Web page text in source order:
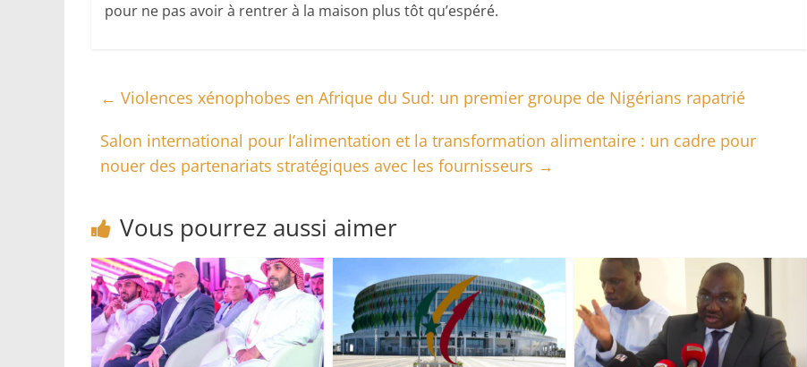
pour ne pas avoir à rentrer à la maison plus tôt qu’espéré.
← Violences xénophobes en Afrique du Sud: un premier groupe de Nigérians rapatrié
Salon international pour l’alimentation et la transformation alimentaire : un cadre pour
nouer des partenariats stratégiques avec les fournisseurs →
Vous pourrez aussi aimer